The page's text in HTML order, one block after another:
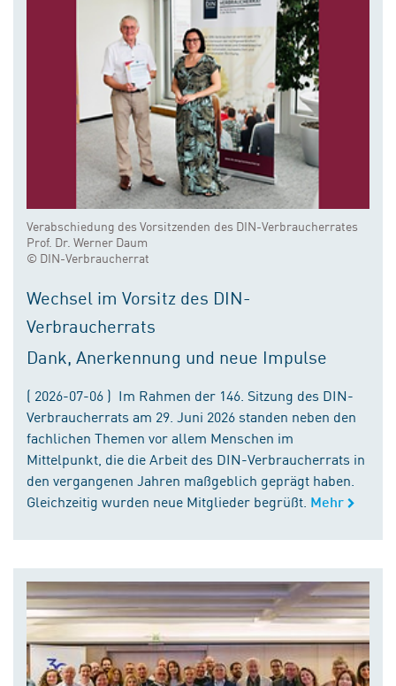
Verabschiedung des Vorsitzenden des DIN-Verbraucherrates
Prof. Dr. Werner Daum
© DIN-Verbraucherrat
Wechsel im Vorsitz des DIN-
Verbraucherrats
Dank, Anerkennung und neue Impulse
( 2026-07-06 ) Im Rahmen der 146. Sitzung des DIN-
Verbraucherrats am 29. Juni 2026 standen neben den
fachlichen Themen vor allem Menschen im
Mittelpunkt, die die Arbeit des DIN-Verbraucherrats in
den vergangenen Jahren maßgeblich geprägt haben.
Gleichzeitig wurden neue Mitglieder begrüßt. Mehr